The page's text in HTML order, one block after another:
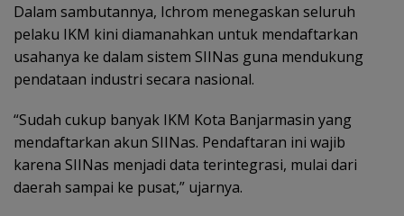
Dalam sambutannya, Ichrom menegaskan seluruh
pelaku IKM kini diamanahkan untuk mendaftarkan
usahanya ke dalam sistem SIINas guna mendukung
pendataan industri secara nasional.
“Sudah cukup banyak IKM Kota Banjarmasin yang
mendaftarkan akun SIINas. Pendaftaran ini wajib
karena SIINas menjadi data terintegrasi, mulai dari
daerah sampai ke pusat,” ujarnya.